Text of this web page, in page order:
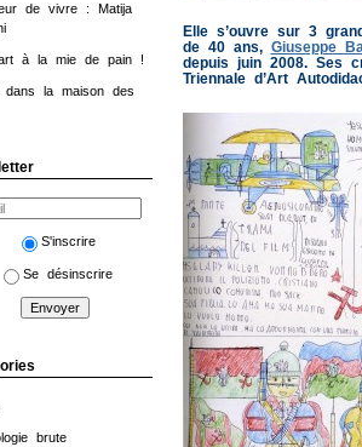
de vivre : Matija
à la mie de pain !
dans la maison des
S'inscrire
Se désinscrire
brute
Elle s’ouvre sur 3
de 40 ans, Giuseppe
depuis juin 2008. Ses
Triennale d’Art